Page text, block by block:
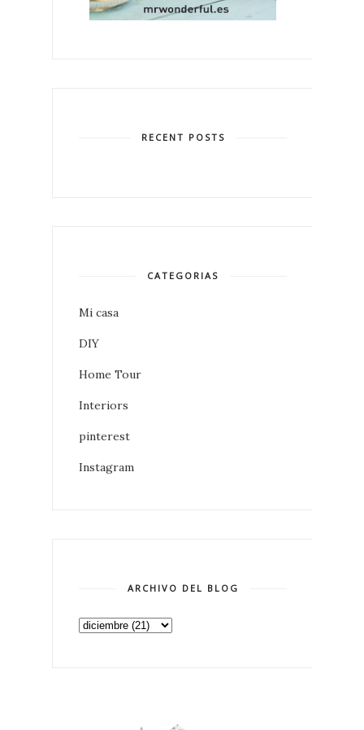
RECENT POSTS
CATEGORIAS
Mi casa
DIY
Home Tour
Interiors
pinterest
Instagram
ARCHIVO DEL BLOG